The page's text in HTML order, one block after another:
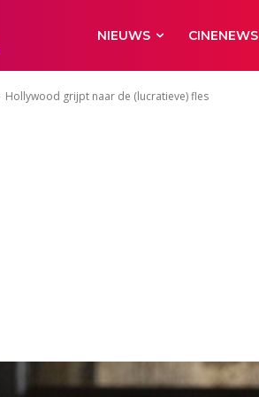
NIEUWS CINENEWS
Hollywood grijpt naar de (lucratieve) fles